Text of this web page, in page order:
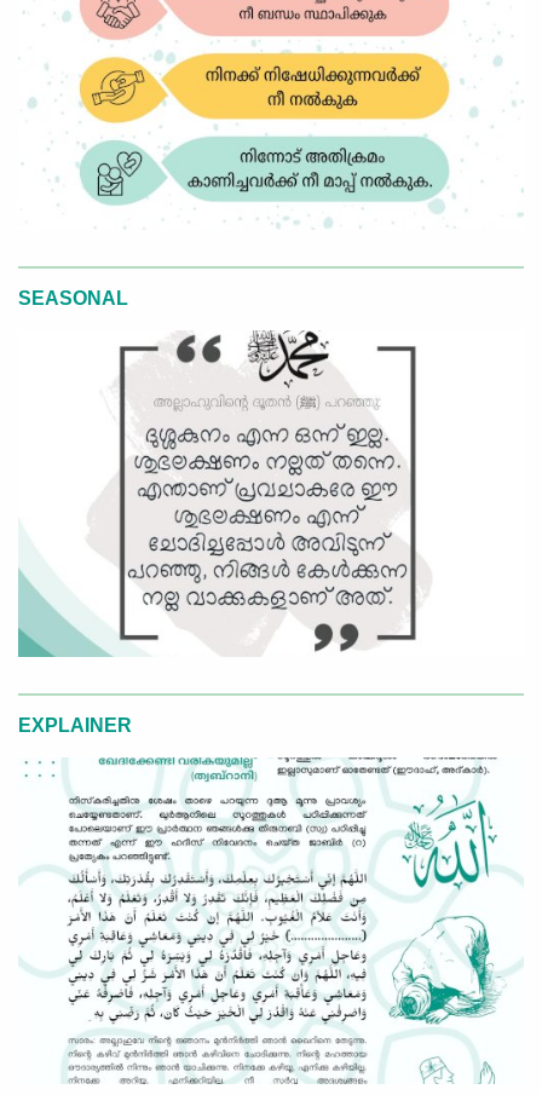
SEASONAL
EXPLAINER